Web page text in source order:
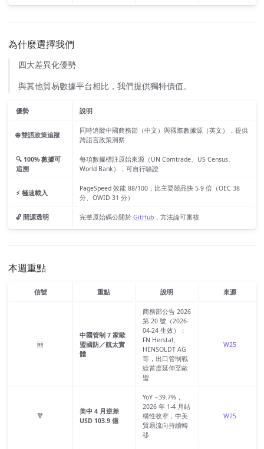
為什麼選擇我們
四大差異化優勢
與其他貿易數據平台相比，我們提供獨特價值。
優勢 說明
🌐 雙語政策追蹤
同時追蹤中國商務部（中文）與國際數據源（英文），提供
跨語言政策洞察
🔍 100% 數據可
追溯
每項數據標註原始來源（UN Comtrade、US Census、
World Bank），可自行驗證
⚡ 極速載入
PageSpeed 效能 88/100，比主要競品快 5-9 倍（OEC 38
分、OWID 31 分）
🔓 開源透明 完整原始碼公開於 GitHub，方法論可審核
本週重點
信號 重點 說明 來源
🆕
中國管制 7 家歐
盟國防／航太實
體
商務部公告 2026
第 20 號（2026-
04-24 生效）：
FN Herstal、
HENSOLDT AG
等，出口管制戰
線首度延伸至歐
盟
W25
🔻
美中 4 月逆差
USD 103.9 億
YoY −39.7%，
2026 年 1-4 月結
構性收窄，中美
貿易流向持續轉
移
W25